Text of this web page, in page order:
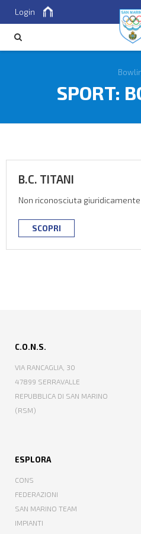
Login
SPORT:
B.C. TITANI
Non riconosciuta giuridicamente
SCOPRI
C.O.N.S.
VIA RANCAGLIA, 30
47899 SERRAVALLE
REPUBBLICA DI SAN MARINO
(RSM)
ESPLORA
CONS
FEDERAZIONI
SAN MARINO TEAM
IMPIANTI